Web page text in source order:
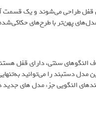
طراحی می‌شوند و یک قسمت
پهن‌تر با طرح‌های
النگوهای سنتی، دارای قفل
دستبند را می‌توانید
النگویی جزء مدل های جدید